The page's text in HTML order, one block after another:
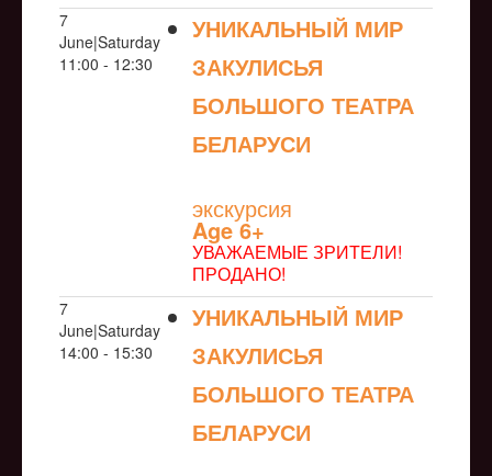
7
June|Saturday
11:00 - 12:30
УНИКАЛЬНЫЙ МИР
ЗАКУЛИСЬЯ
БОЛЬШОГО ТЕАТРА
БЕЛАРУСИ
экскурсия
Age 6+
УВАЖАЕМЫЕ ЗРИТЕЛИ!
ПРОДАНО!
7
June|Saturday
14:00 - 15:30
УНИКАЛЬНЫЙ МИР
ЗАКУЛИСЬЯ
БОЛЬШОГО ТЕАТРА
БЕЛАРУСИ